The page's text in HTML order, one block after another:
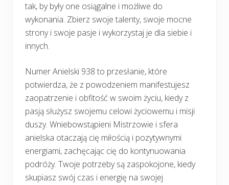
tak, by były one osiągalne i możliwe do
wykonania. Zbierz swoje talenty, swoje mocne
strony i swoje pasje i wykorzystaj je dla siebie i
innych.
Numer Anielski 938 to przesłanie, które
potwierdza, że z powodzeniem manifestujesz
zaopatrzenie i obfitość w swoim życiu, kiedy z
pasją służysz swojemu celowi życiowemu i misji
duszy. Wniebowstąpieni Mistrzowie i sfera
anielska otaczają cię miłością i pozytywnymi
energiami, zachęcając cię do kontynuowania
podróży. Twoje potrzeby są zaspokojone, kiedy
skupiasz swój czas i energię na swojej